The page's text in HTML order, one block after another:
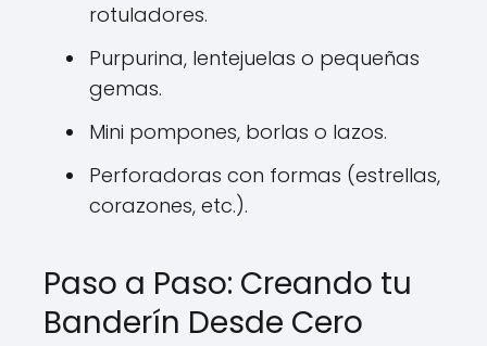
rotuladores.
Purpurina, lentejuelas o pequeñas
gemas.
Mini pompones, borlas o lazos.
Perforadoras con formas (estrellas,
corazones, etc.).
Paso a Paso: Creando tu
Banderín Desde Cero